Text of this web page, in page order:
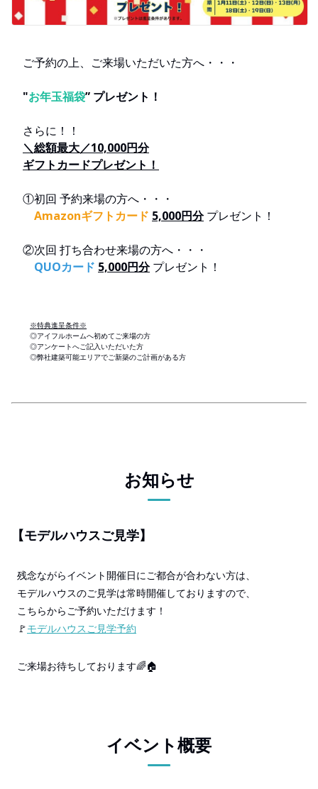
ご予約の上、ご来場いただいた方へ・・・
"お年玉福袋” プレゼント！
さらに！！
＼総額最大／10,000円分
ギフトカードプレゼント！
①初回 予約来場の方へ・・・
Amazonギフトカード 5,000円分 プレゼント！
②次回 打ち合わせ来場の方へ・・・
QUOカード 5,000円分 プレゼント！
※特典進呈条件※
◎アイフルホームへ初めてご来場の方
◎アンケートへご記入いただいた方
◎弊社建築可能エリアでご新築のご計画がある方
お知らせ
【モデルハウスご見学】
残念ながらイベント開催日にご都合が合わない方は、
モデルハウスのご見学は常時開催しておりますので、
こちらからご予約いただけます！
🚩モデルハウスご見学予約
ご来場お待ちしております🌈🏠
イベント概要